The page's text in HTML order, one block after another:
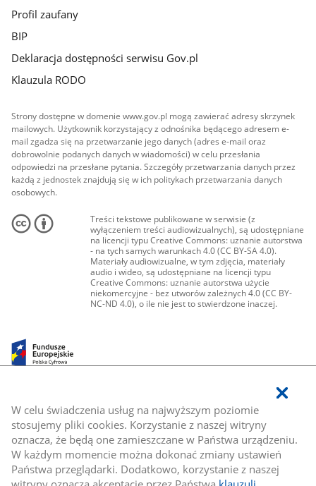
W celu świadczenia usług na najwyższym poziomie
stosujemy pliki cookies. Korzystanie z naszej witryny
oznacza, że będą one zamieszczane w Państwa urządzeniu.
W każdym momencie można dokonać zmiany ustawień
Państwa przeglądarki. Dodatkowo, korzystanie z naszej
Profil zaufany
BIP
Deklaracja dostępności serwisu Gov.pl
Klauzula RODO
Strony dostępne w domenie www.gov.pl mogą zawierać adresy skrzynek
mailowych. Użytkownik korzystający z odnośnika będącego adresem e-
mail zgadza się na przetwarzanie jego danych (adres e-mail oraz
dobrowolnie podanych danych w wiadomości) w celu przesłania
odpowiedzi na przesłane pytania. Szczegóły przetwarzania danych przez
każdą z jednostek znajdują się w ich politykach przetwarzania danych
osobowych.
Treści tekstowe publikowane w serwisie (z
wyłączeniem treści audiowizualnych), są udostępniane
na licencji typu Creative Commons: uznanie autorstwa
- na tych samych warunkach 4.0 (CC BY-SA 4.0).
Materiały audiowizualne, w tym zdjęcia, materiały
audio i wideo, są udostępniane na licencji typu
Creative Commons: uznanie autorstwa użycie
niekomercyjne - bez utworów zależnych 4.0 (CC BY-
NC-ND 4.0), o ile nie jest to stwierdzone inaczej.